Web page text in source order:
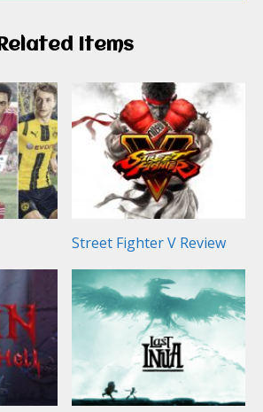
Related Items
Street Fighter V Review